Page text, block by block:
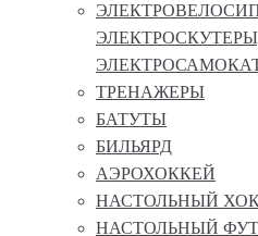
ТРЕНАЖЕРЫ
БАТУТЫ
БИЛЬЯРД
АЭРОХОККЕЙ
НАСТОЛЬНЫЙ
НАСТОЛЬНЫЙ